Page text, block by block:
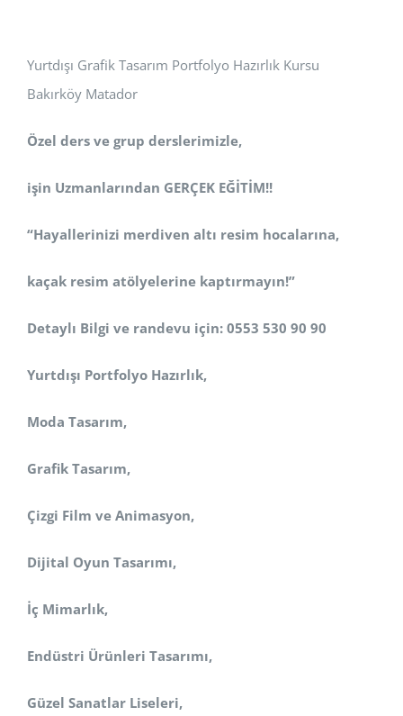
Yurtdışı Grafik Tasarım Portfolyo Hazırlık Kursu
Bakırköy Matador
Özel ders ve grup derslerimizle,
işin Uzmanlarından GERÇEK EĞİTİM!!
“Hayallerinizi merdiven altı resim hocalarına,
kaçak resim atölyelerine kaptırmayın!”
Detaylı Bilgi ve randevu için: 0553 530 90 90
Yurtdışı Portfolyo Hazırlık,
Moda Tasarım,
Grafik Tasarım,
Çizgi Film ve Animasyon,
Dijital Oyun Tasarımı,
İç Mimarlık,
Endüstri Ürünleri Tasarımı,
Güzel Sanatlar Liseleri,